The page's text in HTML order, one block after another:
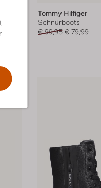
Tommy Hilfiger
Schnürboots
€ 99,95 € 79,99